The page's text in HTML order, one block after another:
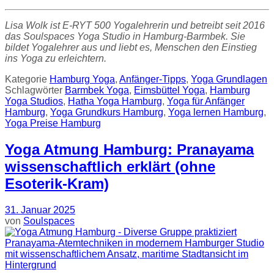
Lisa Wolk ist E-RYT 500 Yogalehrerin und betreibt seit 2016
das Soulspaces Yoga Studio in Hamburg-Barmbek. Sie
bildet Yogalehrer aus und liebt es, Menschen den Einstieg
ins Yoga zu erleichtern.
Kategorie Hamburg Yoga, Anfänger-Tipps, Yoga Grundlagen
Schlagwörter Barmbek Yoga, Eimsbüttel Yoga, Hamburg
Yoga Studios, Hatha Yoga Hamburg, Yoga für Anfänger
Hamburg, Yoga Grundkurs Hamburg, Yoga lernen Hamburg,
Yoga Preise Hamburg
Yoga Atmung Hamburg: Pranayama
wissenschaftlich erklärt (ohne
Esoterik-Kram)
31. Januar 2025
von Soulspaces